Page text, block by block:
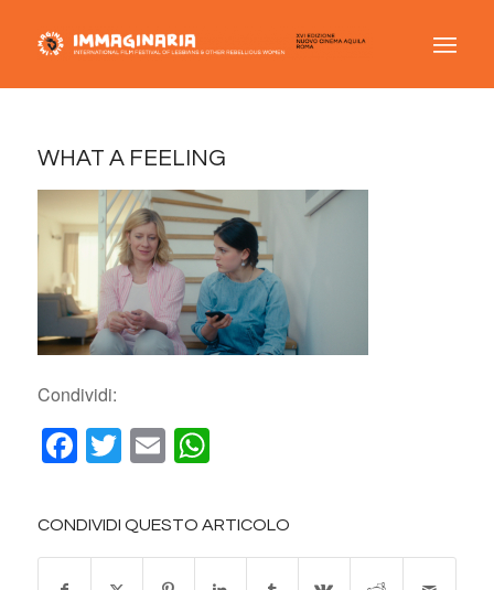
WHAT A FEELING
Condividi:
Facebook
Twitter
EmailWhatsApp
CONDIVIDI QUESTO ARTICOLO